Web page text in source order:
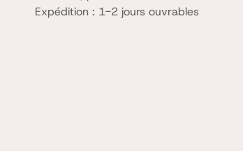
Expédition : 1-2 jours ouvrables